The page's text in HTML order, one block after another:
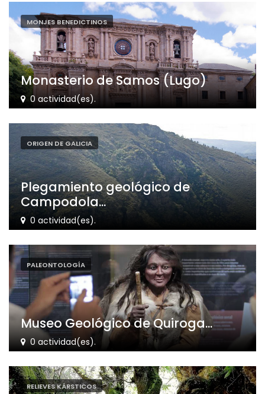
MONJES BENEDICTINOS
Monasterio de Samos (Lugo)
0 actividad(es).
ORIGEN DE GALICIA
Plegamiento geológico de
Campodola...
0 actividad(es).
PALEONTOLOGÍA
Museo Geológico de Quiroga...
0 actividad(es).
RELIEVES KÁRSTICOS